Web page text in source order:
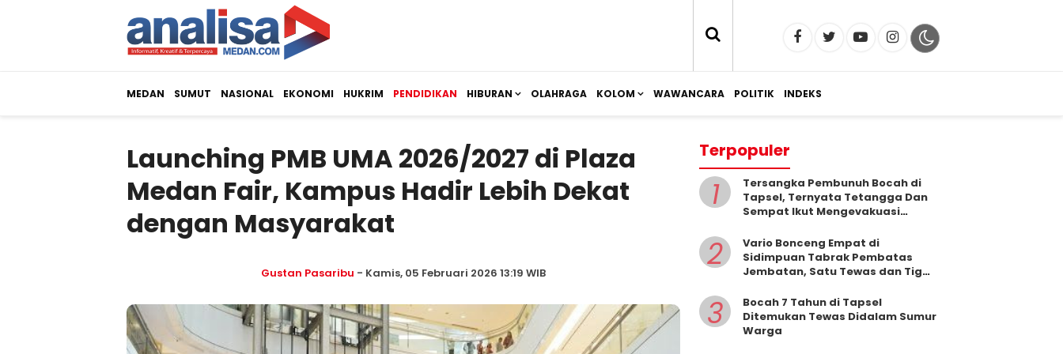
MEDAN SUMUT NASIONAL EKONOMI HUKRIM PENDIDIKAN HIBURAN OLAHRAGA KOLOM WAWANCARA POLITIK INDEKS
Launching PMB UMA 2026/2027 di Plaza
Medan Fair, Kampus Hadir Lebih Dekat
dengan Masyarakat
Gustan Pasaribu - Kamis, 05 Februari 2026 13:19 WIB
Terpopuler
1
Tersangka Pembunuh Bocah di
Tapsel, Ternyata Tetangga Dan
Sempat Ikut Mengevakuasi
2
Vario Bonceng Empat di
Sidimpuan Tabrak Pembatas
Jembatan, Satu Tewas dan Tiga
3
Bocah 7 Tahun di Tapsel
Ditemukan Tewas Didalam Sumur
Warga